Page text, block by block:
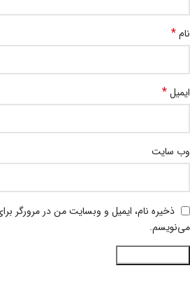
نام*
ایمیل*
وب‌ سایت
ذخیره نام، ایمیل و وبسایت من در مرورگر
می‌نویسم.